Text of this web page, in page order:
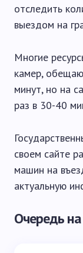
отследить
выездом на
Многие
камер,
минут, но на
раз в 30-40
своем сайте
машин на
актуальную
Очередь